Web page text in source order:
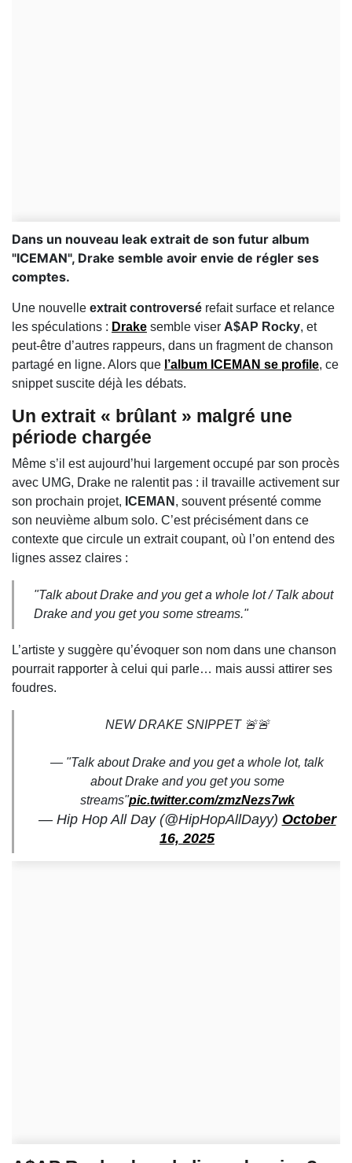
Dans un nouveau leak extrait de son futur album
"ICEMAN", Drake semble avoir envie de régler ses
comptes.
Une nouvelle extrait controversé refait surface et relance
les spéculations : Drake semble viser A$AP Rocky, et
peut‑être d’autres rappeurs, dans un fragment de chanson
partagé en ligne. Alors que l’album ICEMAN se profile, ce
snippet suscite déjà les débats.
Un extrait « brûlant » malgré une
période chargée
Même s’il est aujourd’hui largement occupé par son procès
avec UMG, Drake ne ralentit pas : il travaille activement sur
son prochain projet, ICEMAN , souvent présenté comme
son neuvième album solo. C’est précisément dans ce
contexte que circule un extrait coupant, où l’on entend des
lignes assez claires :
"Talk about Drake and you get a whole lot / Talk about
Drake and you get you some streams."
L’artiste y suggère qu’évoquer son nom dans une chanson
pourrait rapporter à celui qui parle… mais aussi attirer ses
foudres.
NEW DRAKE SNIPPET 🚨🚨
— "Talk about Drake and you get a whole lot, talk
about Drake and you get you some
streams"pic.twitter.com/zmzNezs7wk
— Hip Hop All Day (@HipHopAllDayy) October
16, 2025